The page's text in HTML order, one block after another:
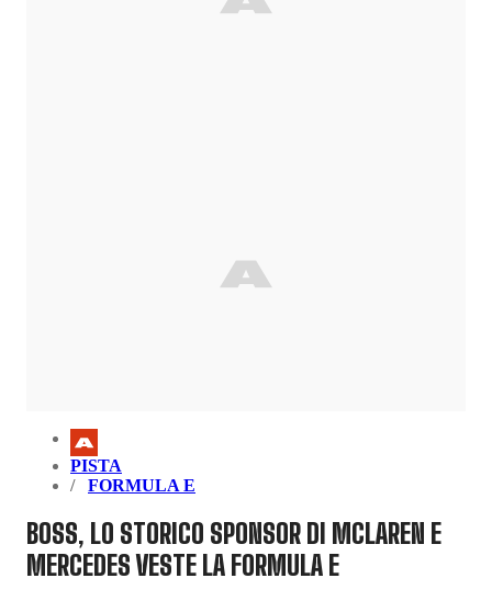
PISTA
FORMULA E
BOSS, LO STORICO SPONSOR DI MCLAREN E
MERCEDES VESTE LA FORMULA E